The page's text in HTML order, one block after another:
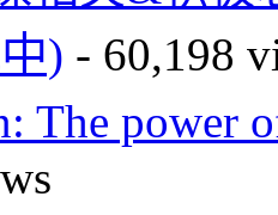
) - 60,198
The